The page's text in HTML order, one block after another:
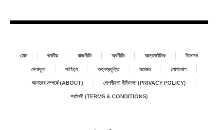
হোম জাতীয় রাজনীতি অর্থনীতি আন্তর্জাতিক বিনোদন
খেলাধুলা সাহিত্য তথ্যপ্রযুক্তি মতামত যোগাযোগ
আমাদের সম্পর্কে (ABOUT) গোপনীয়তা নীতিমালা (PRIVACY POLICY)
শর্তাবলী (TERMS & CONDITIONS)